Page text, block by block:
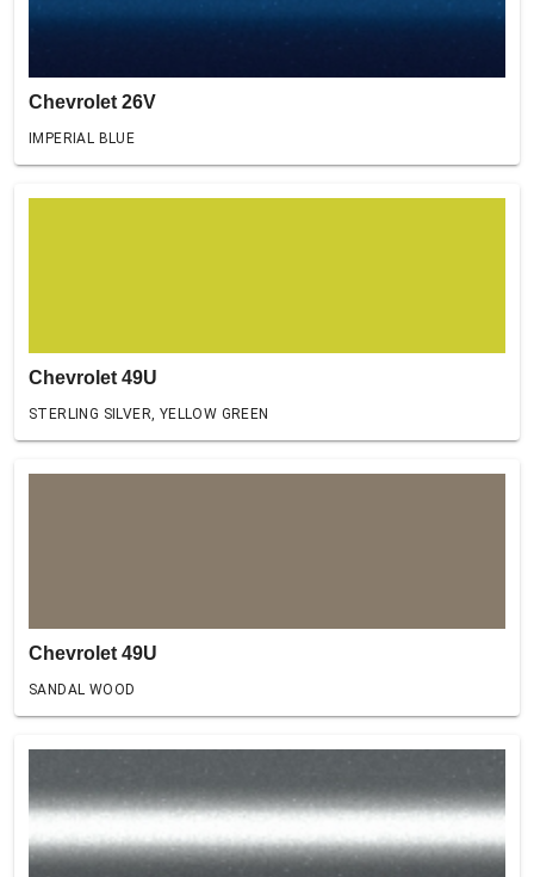
Chevrolet 26V
IMPERIAL BLUE
Chevrolet 49U
STERLING SILVER, YELLOW GREEN
Chevrolet 49U
SANDAL WOOD